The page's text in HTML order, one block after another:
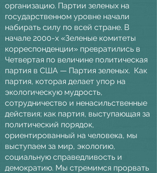
организацию. Партии зеленых на
государственном уровне начали
набирать силу по всей стране. В
начале 2000-х «Зеленые комитеты
корреспонденции» превратились в
Четвертая по величине политическая
партия в США — Партия зеленых. Как
партия, которая делает упор на
экологическую мудрость,
сотрудничество и ненасильственные
действия; как партия, выступающая за
политический порядок,
ориентированный на человека, мы
выступаем за мир, экологию,
социальную справедливость и
демократию. Мы стремимся прорвать